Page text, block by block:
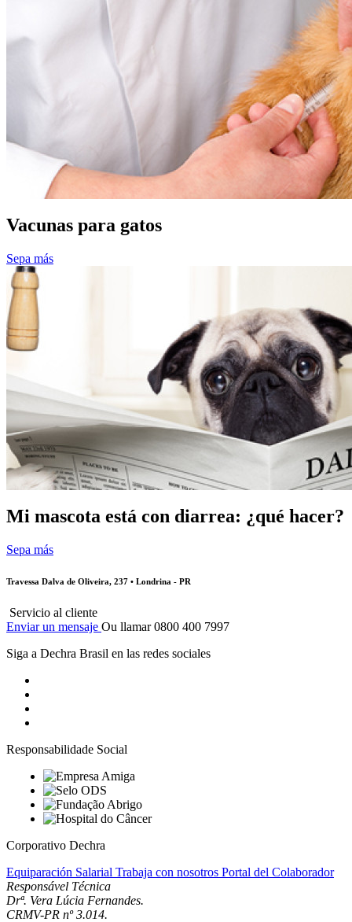
Vacunas para gatos
Sepa más
Mi mascota está con diarrea: ¿qué hacer?
Sepa más
Travessa Dalva de Oliveira, 237 • Londrina - PR
Servicio al cliente
Enviar un mensaje Ou llamar 0800 400 7997
Siga a Dechra Brasil en las redes sociales
Responsabilidade Social
Corporativo Dechra
Equiparación Salarial Trabaja con nosotros Portal del Colaborador
Responsável Técnica
Drª. Vera Lúcia Fernandes.
CRMV-PR nº 3.014.